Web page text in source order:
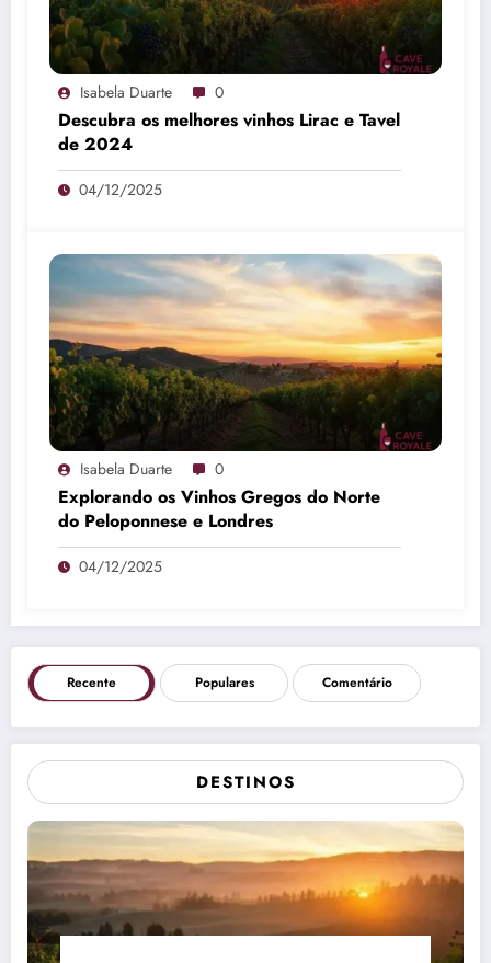
Isabela Duarte 0
Descubra os melhores vinhos Lirac e Tavel
de 2024
04/12/2025
Isabela Duarte 0
Explorando os Vinhos Gregos do Norte
do Peloponnese e Londres
04/12/2025
Recente Populares Comentário
DESTINOS